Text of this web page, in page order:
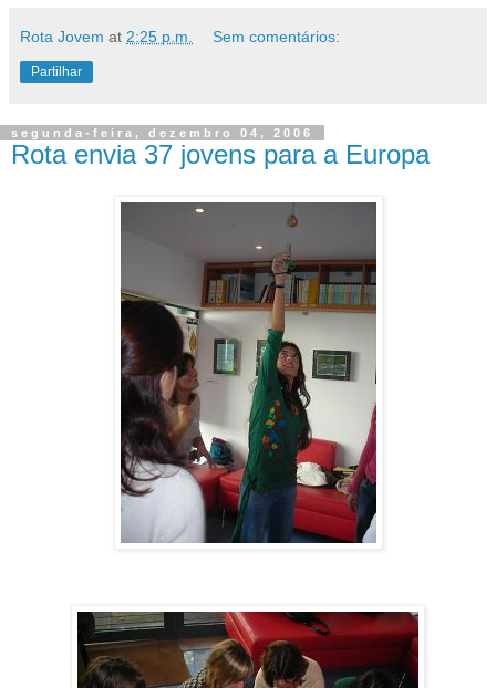
Rota Jovem at 2:25 p.m. Sem comentários:
Partilhar
segunda-feira, dezembro 04, 2006
Rota envia 37 jovens para a Europa